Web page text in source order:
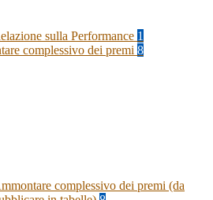
sulla Performance 1
complessivo dei premi 8
complessivo dei premi (da